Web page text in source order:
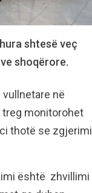
shtesë veç
shoqërore.
në
treg monitorohet
thotë se zgjerimi
është zhvillimi